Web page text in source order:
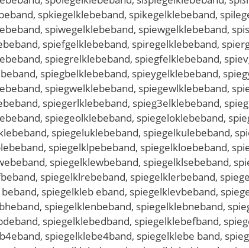
spkiegelklebeband, spikegelklebeband,
spiwegelklebeband, spiewgelklebeband,
spiefgelklebeband, spiregelklebeband,
spiegrelklebeband, spiegfelklebeband,
spiegbelklebeband, spieygelklebeband,
spiegwelklebeband, spiegewlklebeband,
spiegerlklebeband, spieg3elklebeband,
spiegeolklebeband, spiegeloklebeband,
spiegeluklebeband, spiegelkulebeband,
spiegelklpebeband, spiegelkloebeband,
spiegelklewbeband, spiegelklsebeband,
spiegelklrebeband, spiegelklerbeband,
spiegelkleb eband, spiegelklevbeband,
spiegelklenbeband, spiegelklebneband,
spiegelklebedband, spiegelklebefband,
spiegelklebe4band, spiegelklebe band,